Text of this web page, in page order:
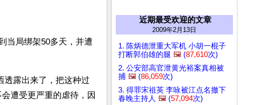
当局绑架50多天，并遭
透露出来了，把这种过
遭受更严重的虐待，因
近期最受欢迎的文章
2009年2月13日
1. 陈炳德泄重大军机 小胡一棍子
打断郭伯雄的腿 🖼️ (87,610次)
2. 公安部高官泄黄光裕案真相被
捕 🖼️ (86,059次)
3. 得罪宋祖英 李咏被江点名撤下
春晚主持人 🖼️ (57,094次)